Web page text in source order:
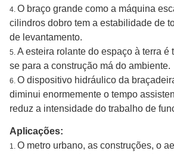
4. O braço grande como a máquina
cilindros dobro tem a estabilidade de
de levantamento.
5. A esteira rolante do espaço à terra é
se para a construção má do ambiente.
6. O dispositivo hidráulico da
diminui enormemente o tempo
reduz a intensidade do trabalho de
Aplicações:
1. O metro urbano, as construções, o